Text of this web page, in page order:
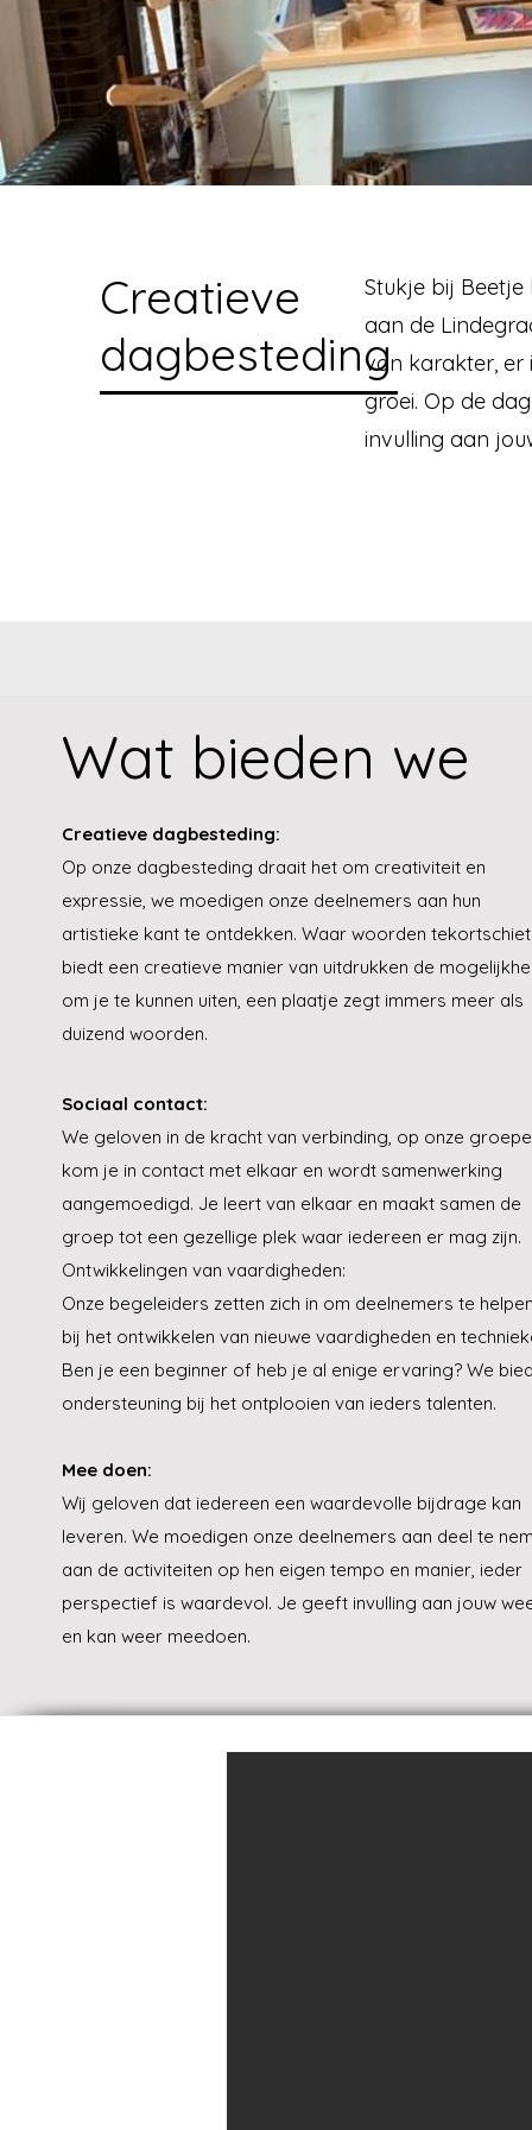
Creatieve
dagbesteding
Stukje bij
aan de
van karakter, er
groei. Op de
invulling aan
Wat bieden we
Creatieve dagbesteding:
Op onze dagbesteding draait het om creativiteit en
expressie, we moedigen onze deelnemers aan hun
artistieke kant te ontdekken. Waar woorden
biedt een creatieve manier van uitdrukken de
om je te kunnen uiten, een plaatje zegt immers meer als
duizend woorden.
Sociaal contact:
We geloven in de kracht van verbinding, op onze
kom je in contact met elkaar en wordt samenwerking
aangemoedigd. Je leert van elkaar en maakt samen de
groep tot een gezellige plek waar iedereen er mag zijn.
Ontwikkelingen van vaardigheden:
Onze begeleiders zetten zich in om deelnemers te
bij het ontwikkelen van nieuwe vaardigheden en
Ben je een beginner of heb je al enige ervaring? We
ondersteuning bij het ontplooien van ieders talenten.
Mee doen:
Wij geloven dat iedereen een waardevolle bijdrage kan
leveren. We moedigen onze deelnemers aan deel te
aan de activiteiten op hen eigen tempo en manier, ieder
perspectief is waardevol. Je geeft invulling aan jouw
en kan weer meedoen.